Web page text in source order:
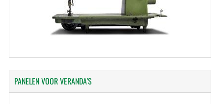
PANELENVOOR VERANDA'S